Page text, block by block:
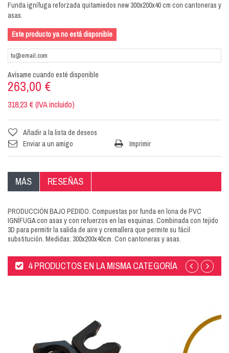
Funda ignífuga reforzada quitamiedos new 300x200x40 cm con cantoneras y
asas.
Este producto ya no está disponible
Avísame cuando esté disponible
263,00 €
318,23 € (IVA incluido)
Añadir a la lista de deseos
Enviar a un amigo
Imprimir
MÁS RESEÑAS
PRODUCCIÓN BAJO PEDIDO. Compuestas por funda en lona de PVC
IGNÍFUGA con asas y con refuerzos en las esquinas. Combinada con tejido
3D para permitir la salida de aire y cremallera que permite su fácil
substitución. Medidas: 300x200x40cm. Con cantoneras y asas.
4 PRODUCTOS EN LA MISMA CATEGORÍA